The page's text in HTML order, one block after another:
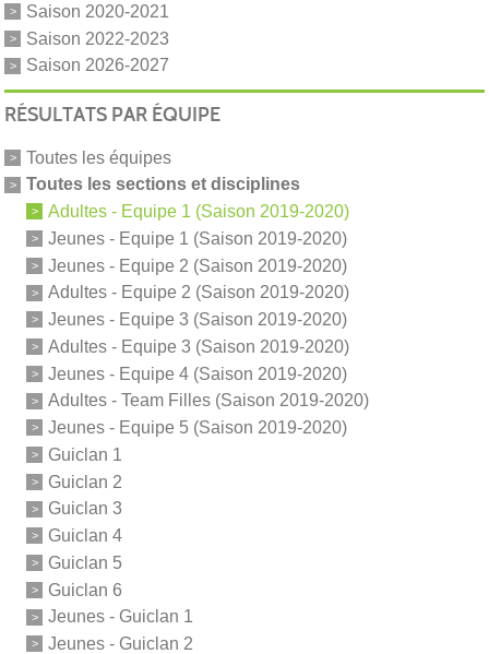
Saison 2020-2021
Saison 2022-2023
Saison 2026-2027
RÉSULTATS PAR ÉQUIPE
Toutes les équipes
Toutes les sections et disciplines
Adultes - Equipe 1 (Saison 2019-2020)
Jeunes - Equipe 1 (Saison 2019-2020)
Jeunes - Equipe 2 (Saison 2019-2020)
Adultes - Equipe 2 (Saison 2019-2020)
Jeunes - Equipe 3 (Saison 2019-2020)
Adultes - Equipe 3 (Saison 2019-2020)
Jeunes - Equipe 4 (Saison 2019-2020)
Adultes - Team Filles (Saison 2019-2020)
Jeunes - Equipe 5 (Saison 2019-2020)
Guiclan 1
Guiclan 2
Guiclan 3
Guiclan 4
Guiclan 5
Guiclan 6
Jeunes - Guiclan 1
Jeunes - Guiclan 2